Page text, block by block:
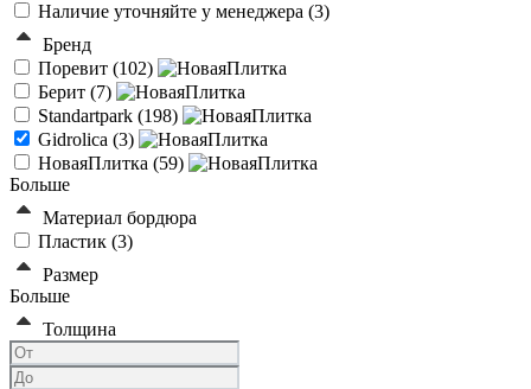
Наличие уточняйте у менеджера (3)
Бренд
Поревит (102)
Берит (7)
Standartpark (198)
Gidrolica (3)
НоваяПлитка (59)
Больше
Материал бордюра
Пластик (3)
Размер
Больше
Толщина